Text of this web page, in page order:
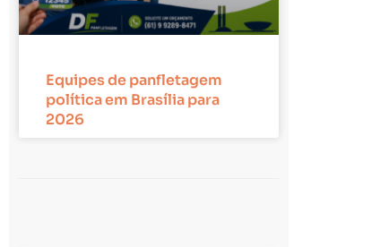
Equipes de panfletagem
política em Brasília para
2026